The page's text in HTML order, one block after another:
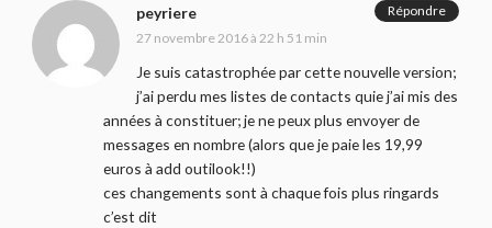
peyriere
27 novembre 2016 à 22 h 51 min
Je suis catastrophée par cette nouvelle version;
j’ai perdu mes listes de contacts quie j’ai mis des
années à constituer; je ne peux plus envoyer de
messages en nombre (alors que je paie les 19,99
euros à add outilook!!)
ces changements sont à chaque fois plus ringards
c’est dit
Répondre